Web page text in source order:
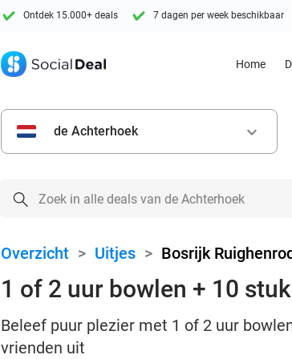
Ontdek 15.000+ deals 7 dagen per week beschikbaar
Home
de Achterhoek keyboard_arrow_down
Overzicht > Uitjes > Bosrijk
1 of 2 uur bowlen + 10
Beleef puur plezier met 1 of 2 uur
vrienden uit